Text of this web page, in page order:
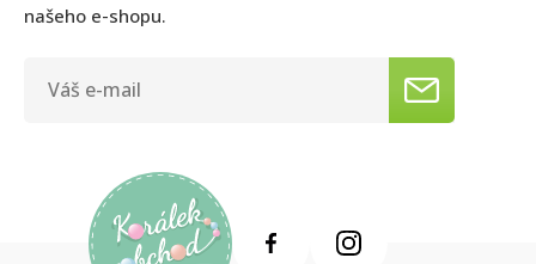
našeho e-shopu.